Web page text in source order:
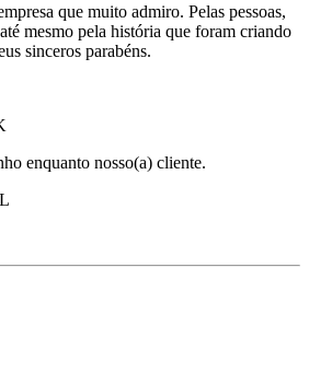
que muito admiro. Pelas pessoas,
mesmo pela história que foram criando
sinceros parabéns.
enquanto nosso(a) cliente.